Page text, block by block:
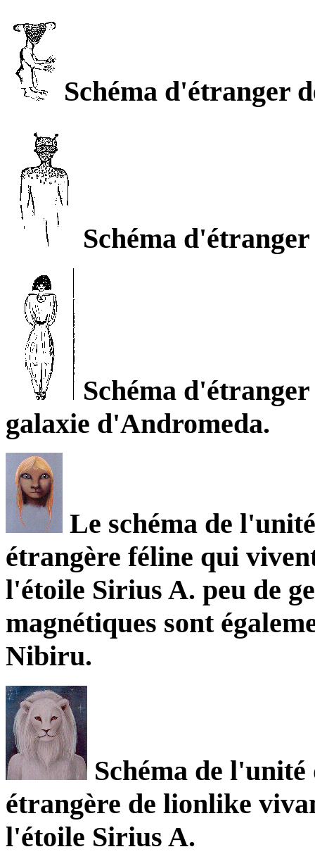
Schéma d'étranger
Schéma
Schéma
galaxie d'Andromeda.
Le schéma de
étrangère féline qui
l'étoile Sirius A. peu de
magnétiques sont
Nibiru.
Schéma de
étrangère de lionlike
l'étoile Sirius A.